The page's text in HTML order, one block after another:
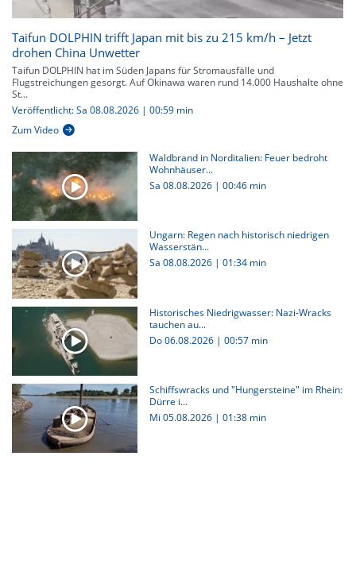
Taifun DOLPHIN trifft Japan mit bis zu 215 km/h – Jetzt
drohen China Unwetter
Taifun DOLPHIN hat im Süden Japans für Stromausfälle und
Flugstreichungen gesorgt. Auf Okinawa waren rund 14.000 Haushalte ohne
St...
Veröffentlicht: Sa 08.08.2026 | 00:59 min
Zum Video
Waldbrand in Norditalien: Feuer bedroht
Wohnhäuser...
Sa 08.08.2026 | 00:46 min
Ungarn: Regen nach historisch niedrigen
Wasserstän...
Sa 08.08.2026 | 01:34 min
Historisches Niedrigwasser: Nazi-Wracks
tauchen au...
Do 06.08.2026 | 00:57 min
Schiffswracks und "Hungersteine" im Rhein:
Dürre i...
Mi 05.08.2026 | 01:38 min